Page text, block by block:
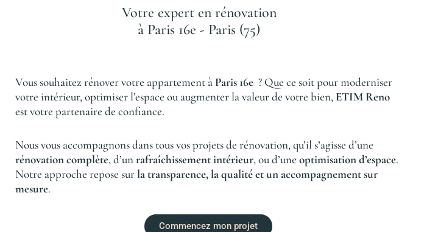
Votre expert en rénovation
à Paris 16e - Paris (75)
Vous souhaitez rénover votre appartement à Paris 16e ? Que ce soit pour moderniser
votre intérieur, optimiser l’espace ou augmenter la valeur de votre bien, ETIM Reno
est votre partenaire de confiance.
Nous vous accompagnons dans tous vos projets de rénovation, qu’il s’agisse d’une
rénovation complète, d’unrafraîchissement intérieur, ou d’une optimisation d’espace.
Notre approche repose surla transparence, la qualité et un accompagnement sur
mesure.
Commencez mon projet